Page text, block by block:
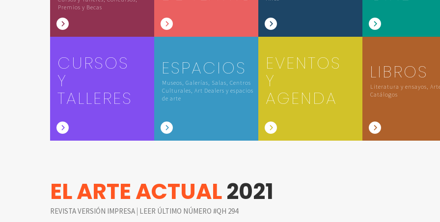
Premios y Becas
CURSOS
Y
TALLERES
ESPACIOS
Museos, Galerías, Salas, Centros
Culturales, Art Dealers y espacios
de arte
EVENTOS
Y
AGENDA
LIBROS
Literatura y ensayos,
Catálogos
EL ARTE ACTUAL2021
REVISTA VERSIÓN IMPRESA | LEER ÚLTIMO NÚMERO #QH 294